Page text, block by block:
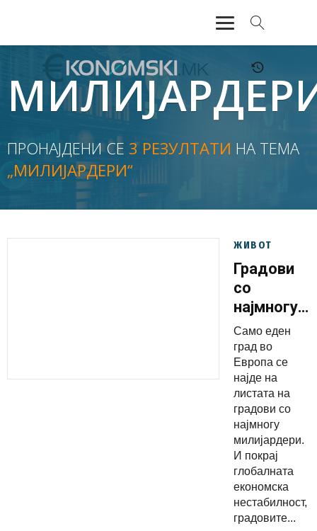
АКТУЕЛНО
ЕКОНОМИЈА
ФИНАНСИИ
БАНКАРСТВО
ЖИВОТ
ПРОНАЈДЕНИ СЕ 3 РЕЗУЛТАТИ НА ТЕМА
„МИЛИЈАРДЕРИ“
ЖИВОТ
Градови
со
најмногу
Само еден
град во
Европа се
најде на
листата на
градови со
најмногу
милијардери.
И покрај
глобалната
економска
нестабилност,
градовите...